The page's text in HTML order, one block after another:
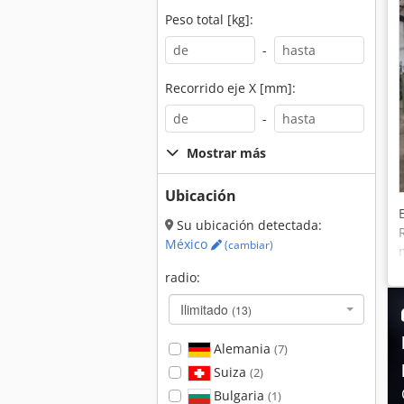
Peso total [kg]:
-
Recorrido eje X [mm]:
-
Mostrar más
Ubicación
Su ubicación detectada:
México
(cambiar)
radio:
Ilimitado (13)
Alemania (7)
Suiza (2)
Bulgaria (1)